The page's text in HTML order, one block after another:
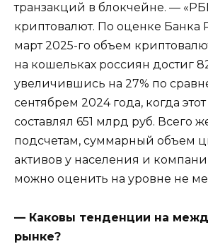
транзакций в блокчейне. —
криптовалют. По оценке Банка
март 2025-го объем
на кошельках россиян достиг
увеличившись на 27% по
сентябрем 2024 года, когда
составлял 651 млрд руб. Всего
подсчетам, суммарный объем
активов у населения и
можно оценить на уровне не
— Каковы тенденции на
рынке?